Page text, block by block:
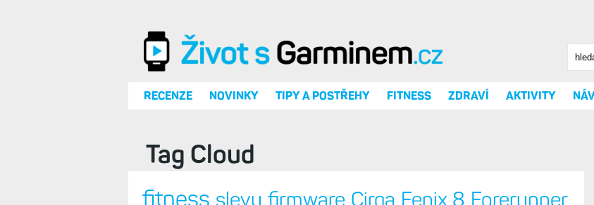
RECENZE NOVINKY TIPY A POSTŘEHY FITNESS ZDRAVÍ AKTIVITY
Tag Cloud
fitness slevy firmware Cirqa Fenix 8 Forerunner